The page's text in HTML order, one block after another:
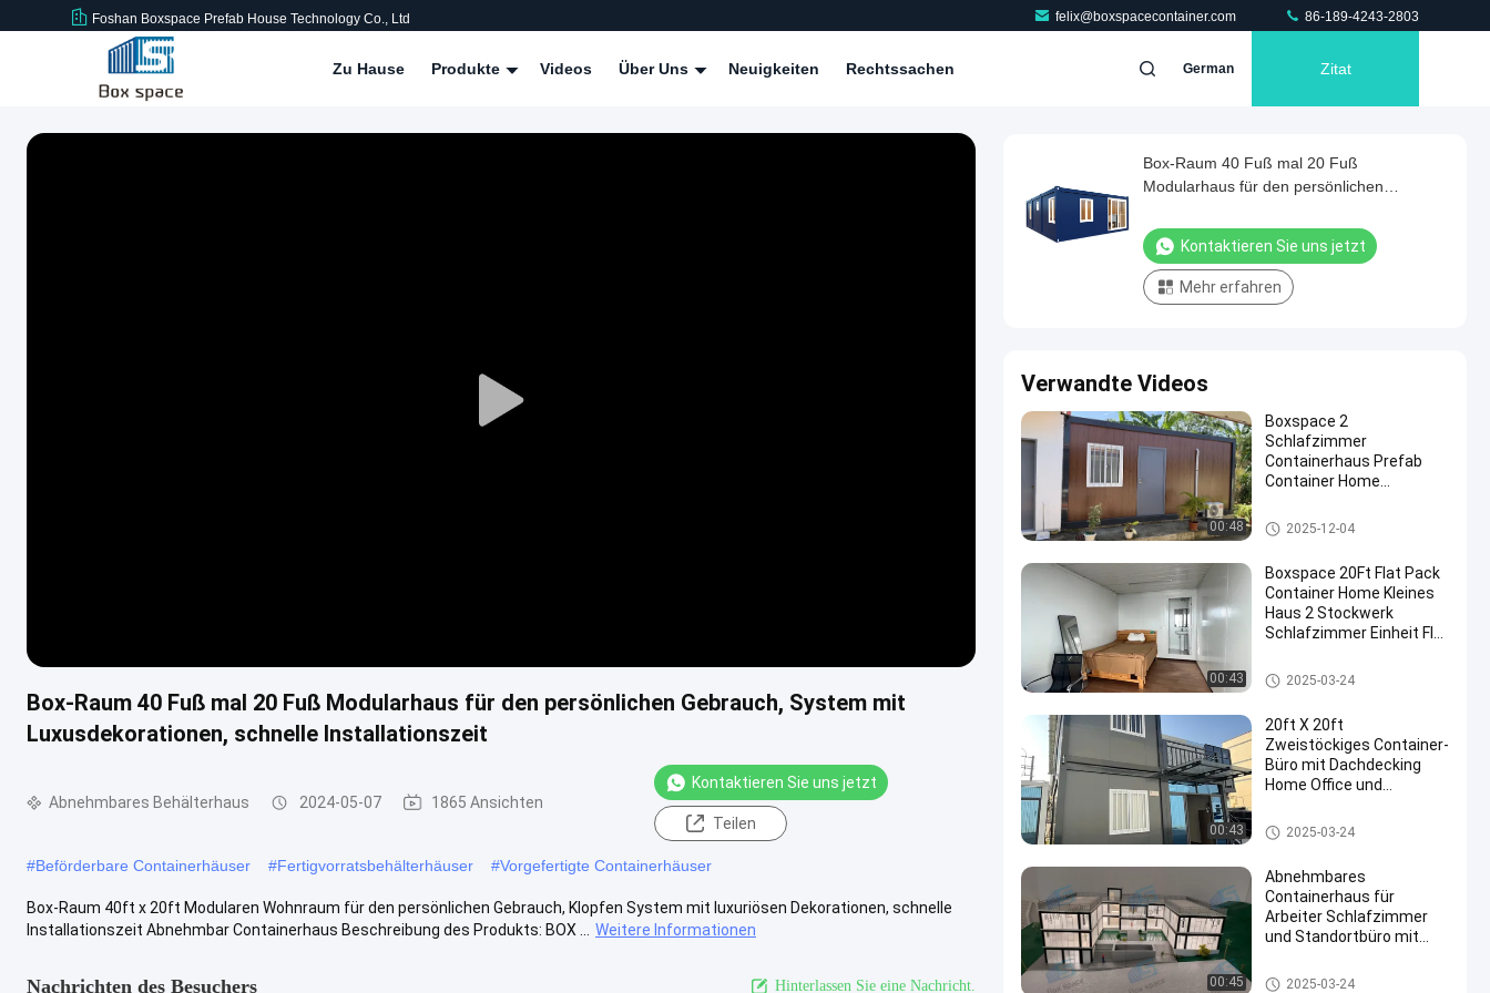
Foshan Boxspace Prefab House Technology Co., Ltd felix@boxspacecontainer.com 86-189-4243-2803
Zu Hause Produkte Videos Über Uns Neuigkeiten Rechtssachen German Zitat
Play
Box-Raum 40 Fuß mal 20 Fuß Modularhaus für den persönlichen Gebrauch, System mit
Luxusdekorationen, schnelle Installationszeit
Abnehmbares Behälterhaus 2024-05-07 1865 Ansichten
Kontaktieren Sie uns jetzt
Teilen
#Beförderbare Containerhäuser #Fertigvorratsbehälterhäuser #Vorgefertigte Containerhäuser
Box-Raum 40ft x 20ft Modularen Wohnraum für den persönlichen Gebrauch, Klopfen System mit luxuriösen Dekorationen, schnelle
Installationszeit Abnehmbar Containerhaus Beschreibung des Produkts: BOX ...
Weitere Informationen
Nachrichten des Besuchers Hinterlassen Sie eine Nachricht.
Box-Raum 40 Fuß mal 20 Fuß
Modularhaus für den persönlichen
schnelle Installationszeit
Kontaktieren Sie uns jetzt
Mehr erfahren
Verwandte Videos
00:48
Boxspace 2
Schlafzimmer
Containerhaus Prefab
Container Home
Immobilien Zwei
Stockwerke
Abnehmbares Behälterhaus
2025-12-04
00:43
Boxspace 20Ft Flat Pack
Container Home Kleines
Haus 2 Stockwerk
Schlafzimmer Einheit Flat
Abnehmbares Behälterhaus
2025-03-24
00:43
20ft X 20ft
Zweistöckiges Container-
Büro mit Dachdecking
Home Office und
persönliche Nutzung
Abnehmbares Behälterhaus
2025-03-24
00:45
Abnehmbares
Containerhaus für
Arbeiter Schlafzimmer
und Standortbüro mit
einfacher Installation
Abnehmbares Behälterhaus
2025-03-24